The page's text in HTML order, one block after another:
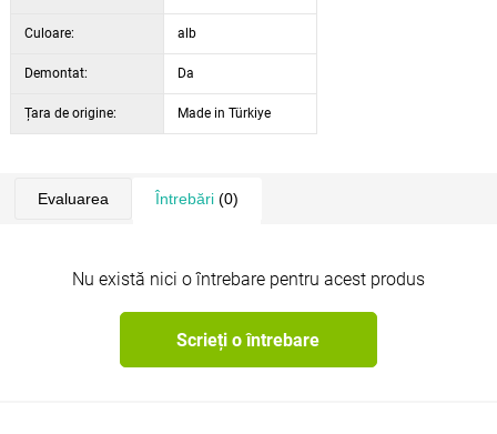
Culoare: alb
Demontat: Da
Țara de origine: Made in Türkiye
Evaluarea Întrebări(0)
Nu există nici o întrebare pentru acest produs
Scrieți o întrebare